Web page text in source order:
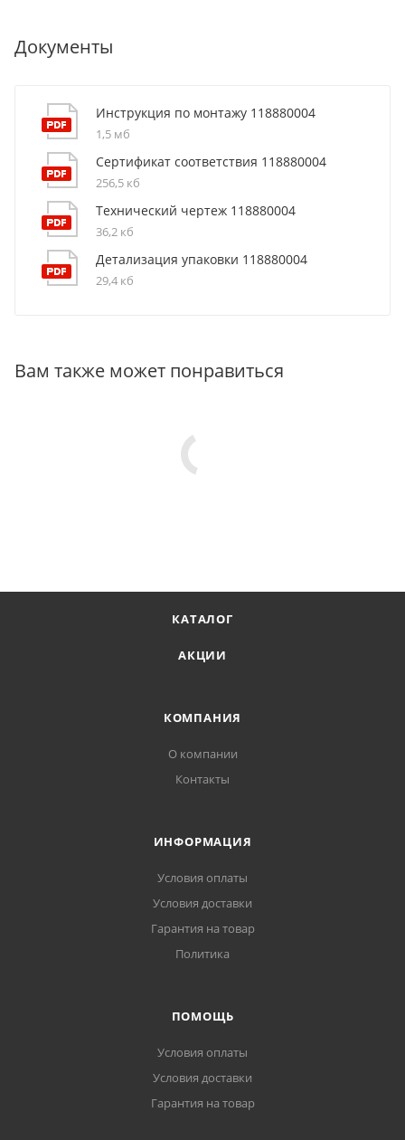
Документы
Инструкция по монтажу 118880004
1,5 мб
Сертификат соответствия 118880004
256,5 кб
Технический чертеж 118880004
36,2 кб
Детализация упаковки 118880004
29,4 кб
Вам также может понравиться
КАТАЛОГ
АКЦИИ
КОМПАНИЯ
О компании
Контакты
ИНФОРМАЦИЯ
Условия оплаты
Условия доставки
Гарантия на товар
Политика
ПОМОЩЬ
Условия оплаты
Условия доставки
Гарантия на товар